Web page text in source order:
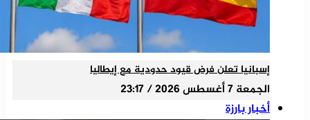
إسبانيا تعلن فرض قيود حدودية مع إيطاليا
الجمعة 7 أغسطس 2026 / 23:17
أخبار بارزة